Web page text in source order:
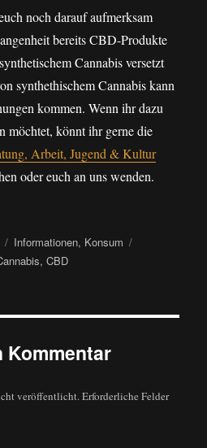
noch darauf aufmerksam
bereits CBD-Produkte
Cannabis versetzt
synthethischem Cannabis kann
kommen. Wenn ihr dazu
möchtet, könnt ihr gerne die
Arbeit, Jugend & Kultur
oder euch an uns wenden.
Kategorien
Informationen, Konsum
,CBD
Kommentar
veröffentlicht. Erforderliche Felder